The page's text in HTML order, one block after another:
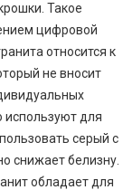
Такое
цифровой
относится к
не вносит
используют для
серый с
снижает белизну.
обладает для